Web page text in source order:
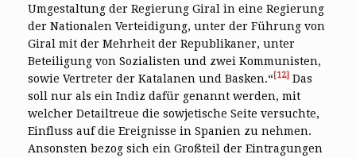
Umgestaltung der Regierung Giral in eine Regierung
der Nationalen Verteidigung, unter der Führung von
Giral mit der Mehrheit der Republikaner, unter
Beteiligung von Sozialisten und zwei Kommunisten,
sowie Vertreter der Katalanen und Basken.“[12] Das
soll nur als ein Indiz dafür genannt werden, mit
welcher Detailtreue die sowjetische Seite versuchte,
Einfluss auf die Ereignisse in Spanien zu nehmen.
Ansonsten bezog sich ein Großteil der Eintragungen